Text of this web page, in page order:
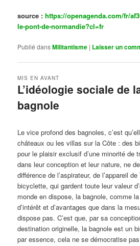
source :https://openagenda.com/fr/
le-pont-de-normandie?cl=fr
Publié dansMilitantisme | Laisser un
L’idéologie sociale de
bagnole
MIS EN AVANT
Le vice profond des bagnoles, c’est
châteaux ou les villas sur la Côte : des
pour le plaisir exclusif d’une minorité de
dans leur conception et leur nature, ne
différence de l’aspirateur, de l’appareil
bicyclette, qui gardent toute leur valeur
monde en dispose, la bagnole, comme
d’intérêt et d’avantages que dans la
dispose pas. C’est que, par sa
destination originelle, la bagnole est un
par essence, cela ne se démocratise